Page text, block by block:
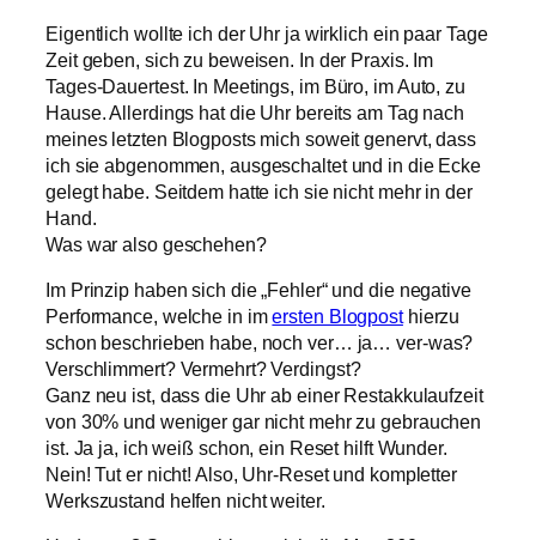
Eigentlich wollte ich der Uhr ja wirklich ein paar Tage
Zeit geben, sich zu beweisen. In der Praxis. Im
Tages-Dauertest. In Meetings, im Büro, im Auto, zu
Hause. Allerdings hat die Uhr bereits am Tag nach
meines letzten Blogposts mich soweit genervt, dass
ich sie abgenommen, ausgeschaltet und in die Ecke
gelegt habe. Seitdem hatte ich sie nicht mehr in der
Hand.
Was war also geschehen?
Im Prinzip haben sich die „Fehler“ und die negative
Performance, welche in imersten Blogposthierzu
schon beschrieben habe, noch ver… ja… ver-was?
Verschlimmert? Vermehrt? Verdingst?
Ganz neu ist, dass die Uhr ab einer Restakkulaufzeit
von 30% und weniger gar nicht mehr zu gebrauchen
ist. Ja ja, ich weiß schon, ein Reset hilft Wunder.
Nein! Tut er nicht! Also, Uhr-Reset und kompletter
Werkszustand helfen nicht weiter.